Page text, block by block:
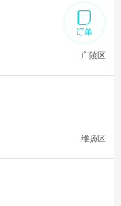
广陵区
维扬区